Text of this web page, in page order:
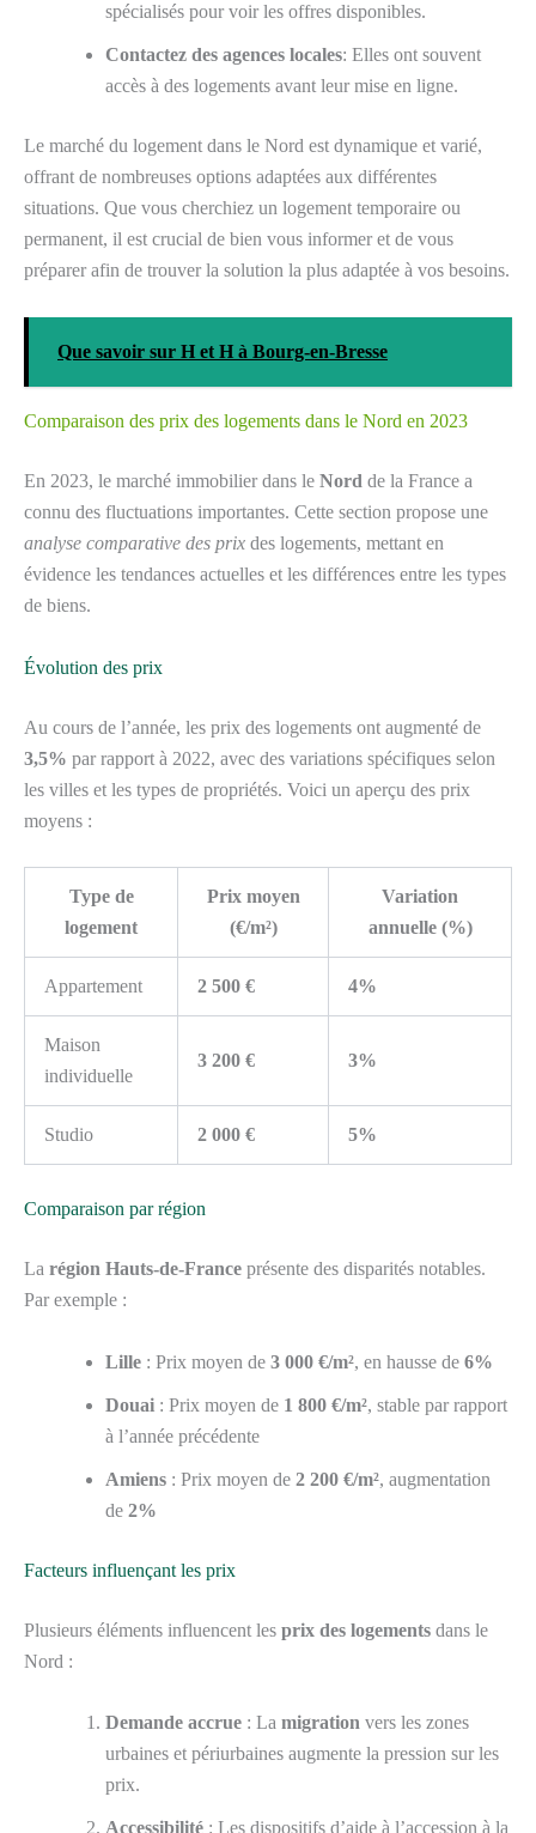
spécialisés pour voir les offres disponibles.
Contactez des agences locales: Elles ont souvent
accès à des logements avant leur mise en ligne.
Le marché du logement dans le Nord est dynamique et varié,
offrant de nombreuses options adaptées aux différentes
situations. Que vous cherchiez un logement temporaire ou
permanent, il est crucial de bien vous informer et de vous
préparer afin de trouver la solution la plus adaptée à vos besoins.
Que savoir sur H et H à Bourg-en-Bresse
Comparaison des prix des logements dans le Nord en 2023
En 2023, le marché immobilier dans le Nord de la France a
connu des fluctuations importantes. Cette section propose une
analyse comparative des prix des logements, mettant en
évidence les tendances actuelles et les différences entre les types
de biens.
Évolution des prix
Au cours de l’année, les prix des logements ont augmenté de
3,5% par rapport à 2022, avec des variations spécifiques selon
les villes et les types de propriétés. Voici un aperçu des prix
moyens :
Type de
logement
Prix moyen
(€/m²)
Variation
annuelle (%)
Appartement 2 500 € 4%
Maison
individuelle
3 200 € 3%
Studio 2 000 € 5%
Comparaison par région
La région Hauts-de-France présente des disparités notables.
Par exemple :
Lille : Prix moyen de 3 000 €/m², en hausse de 6%
Douai : Prix moyen de 1 800 €/m², stable par rapport
à l’année précédente
Amiens : Prix moyen de 2 200 €/m², augmentation
de 2%
Facteurs influençant les prix
Plusieurs éléments influencent les prix des logements dans le
Nord :
Demande accrue : La migration vers les zones
urbaines et périurbaines augmente la pression sur les
prix.
Accessibilité : Les dispositifs d’aide à l’accession à la